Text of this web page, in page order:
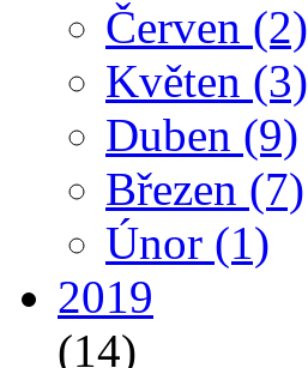
Červen (2)
Květen (3)
Duben (9)
Březen (7)
Únor (1)
2019
(14)